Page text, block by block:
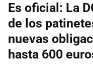
Es oficial: La
de los
nuevas
hasta 600